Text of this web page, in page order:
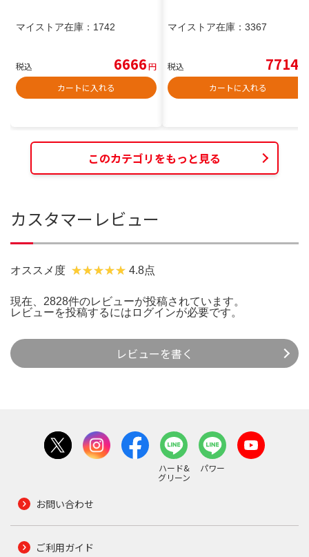
マイストア在庫： 1742
税込 6666円
カートに入れる
マイストア在庫： 3367
税込 7714
カートに入れる
このカテゴリをもっと見る
カスタマーレビュー
オススメ度 4.8点
現在、2828件のレビューが投稿されています。
レビューを投稿するには ログインが必要です。
レビューを書く
ハード&
グリーン
パワー
お問い合わせ
ご利用ガイド